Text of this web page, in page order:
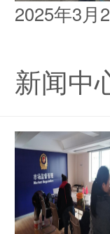
2025年3月
新闻中